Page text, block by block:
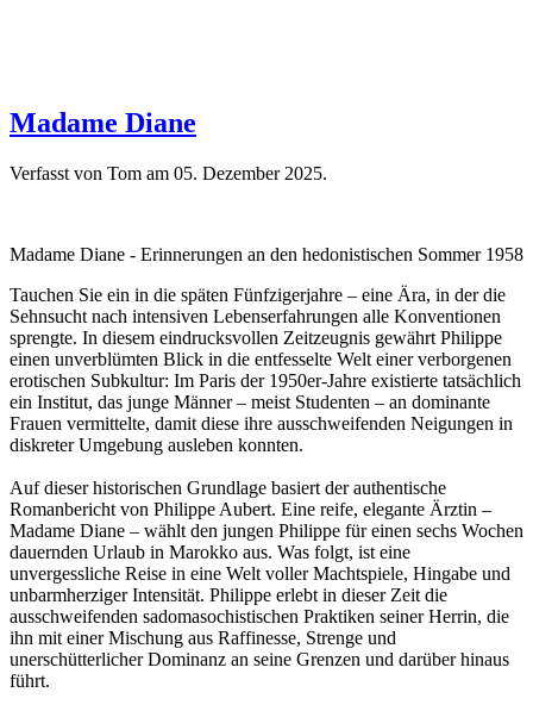
Madame Diane
Verfasst von Tom am 05. Dezember 2025.
Madame Diane - Erinnerungen an den hedonistischen Sommer 1958
Tauchen Sie ein in die späten Fünfzigerjahre – eine Ära, in der die
Sehnsucht nach intensiven Lebenserfahrungen alle Konventionen
sprengte. In diesem eindrucksvollen Zeitzeugnis gewährt Philippe
einen unverblümten Blick in die entfesselte Welt einer verborgenen
erotischen Subkultur: Im Paris der 1950er-Jahre existierte tatsächlich
ein Institut, das junge Männer – meist Studenten – an dominante
Frauen vermittelte, damit diese ihre ausschweifenden Neigungen in
diskreter Umgebung ausleben konnten.
Auf dieser historischen Grundlage basiert der authentische
Romanbericht von Philippe Aubert. Eine reife, elegante Ärztin –
Madame Diane – wählt den jungen Philippe für einen sechs Wochen
dauernden Urlaub in Marokko aus. Was folgt, ist eine
unvergessliche Reise in eine Welt voller Machtspiele, Hingabe und
unbarmherziger Intensität. Philippe erlebt in dieser Zeit die
ausschweifenden sadomasochistischen Praktiken seiner Herrin, die
ihn mit einer Mischung aus Raffinesse, Strenge und
unerschütterlicher Dominanz an seine Grenzen und darüber hinaus
führt.